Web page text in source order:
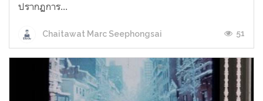
ปรากฏการ...
Chaitawat Marc Seephongsai 51